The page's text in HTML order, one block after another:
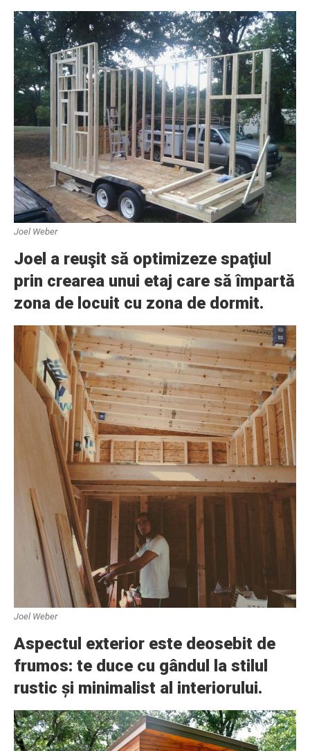
Joel Weber
Joel a reuşit să optimizeze spaţiul
prin crearea unui etaj care să împartă
zona de locuit cu zona de dormit.
Joel Weber
Aspectul exterior este deosebit de
frumos: te duce cu gândul la stilul
rustic și minimalist al interiorului.